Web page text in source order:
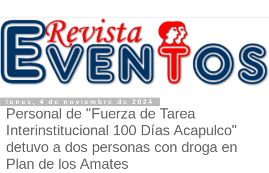
lunes, 4 de noviembre de 2024
Personal de "Fuerza de Tarea
Interinstitucional 100 Días Acapulco"
detuvo a dos personas con droga en
Plan de los Amates